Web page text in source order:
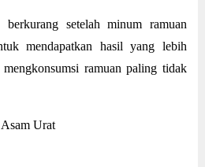
berkurang setelah minum ramuan
mendapatkan hasil yang lebih
ramuan paling tidak